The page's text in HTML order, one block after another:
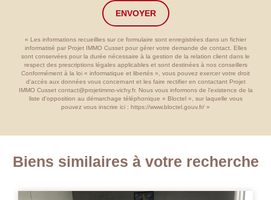
ENVOYER
« Les informations recueillies sur ce formulaire sont enregistrées dans un fichier
informatisé par Projet IMMO Cusset pour gérer votre demande de contact. Elles
sont conservées pour la durée nécessaire à la gestion de la relation client dans le
respect des prescriptions légales applicables et sont destinées à nos conseillers
Conformément à la loi « informatique et libertés », vous pouvez exercer votre droit
d'accès aux données vous concernant et les faire rectifier en contactant Projet
IMMO Cusset contact@projetimmo-vichy.fr. Nous vous informons de l'existence de la
liste d'opposition au démarchage téléphonique « Bloctel », sur laquelle vous
pouvez vous inscrire ici : https://www.bloctel.gouv.fr/ »
Biens similaires à votre recherche